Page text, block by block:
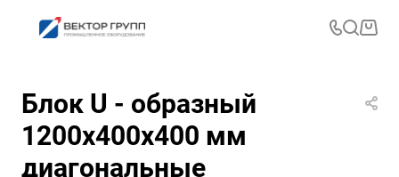
Блок U - образный
1200х400х400 мм
диагональные